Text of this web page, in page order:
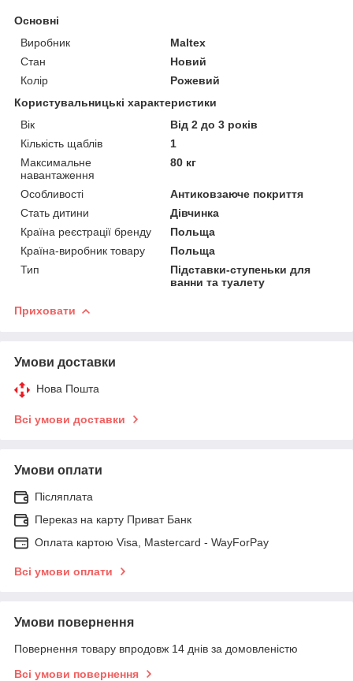
Основні
Виробник
Maltex
Стан
Новий
Колір
Рожевий
Користувальницькі характеристики
Вік
Від 2 до 3 років
Кількість щаблів
1
Максимальне
навантаження
80 кг
Особливості
Антиковзаюче покриття
Стать дитини
Дівчинка
Країна реєстрації бренду
Польща
Країна-виробник товару
Польща
Тип
Підставки-ступеньки для
ванни та туалету
Приховати
Умови доставки
Нова Пошта
Всі умови доставки
Умови оплати
Післяплата
Переказ на карту Приват Банк
Оплата картою Visa, Mastercard - WayForPay
Всі умови оплати
Умови повернення
Повернення товару впродовж 14 днів за домовленістю
Всі умови повернення